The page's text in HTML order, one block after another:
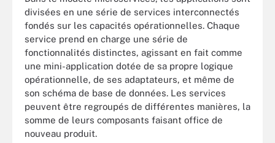
divisées en une série de services interconnectés
fondés sur les capacités opérationnelles. Chaque
service prend en charge une série de
fonctionnalités distinctes, agissant en fait comme
une mini-application dotée de sa propre logique
opérationnelle, de ses adaptateurs, et même de
son schéma de base de données. Les services
peuvent être regroupés de différentes manières, la
somme de leurs composants faisant office de
nouveau produit.